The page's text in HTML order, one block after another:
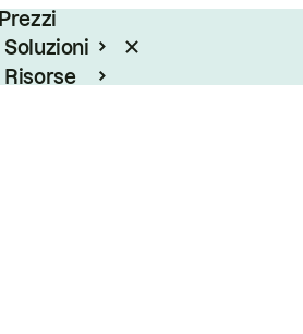
Prezzi
Soluzioni
Risorse